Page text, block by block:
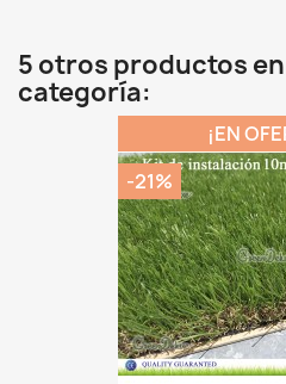
5 otros productos
categoría:
¡EN
-21%